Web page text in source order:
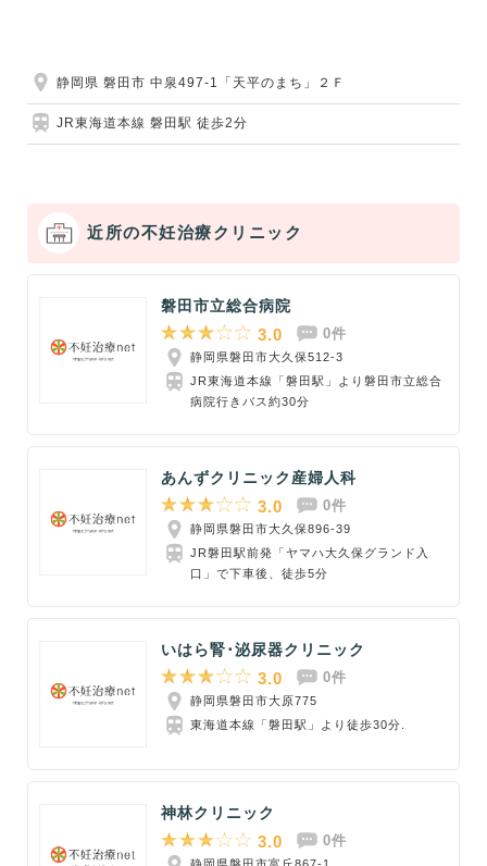
静岡県 磐田市 中泉497-1「天平のまち」２Ｆ
JR東海道本線 磐田駅 徒歩2分
近所の不妊治療クリニック
磐田市立総合病院
3.0 0件
静岡県磐田市大久保512-3
JR東海道本線「磐田駅」より磐田市立総合
病院行きバス約30分
あんずクリニック産婦人科
3.0 0件
静岡県磐田市大久保896-39
JR磐田駅前発「ヤマハ大久保グランド入
口」で下車後、徒歩5分
いはら腎･泌尿器クリニック
3.0 0件
静岡県磐田市大原775
東海道本線「磐田駅」より徒歩30分.
神林クリニック
3.0 0件